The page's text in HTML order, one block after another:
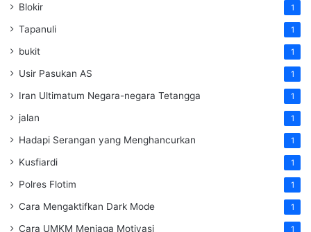
Blokir 1
Tapanuli 1
bukit 1
Usir Pasukan AS 1
Iran Ultimatum Negara-negara Tetangga 1
jalan 1
Hadapi Serangan yang Menghancurkan 1
Kusfiardi 1
Polres Flotim 1
Cara Mengaktifkan Dark Mode 1
Cara UMKM Menjaga Motivasi 1